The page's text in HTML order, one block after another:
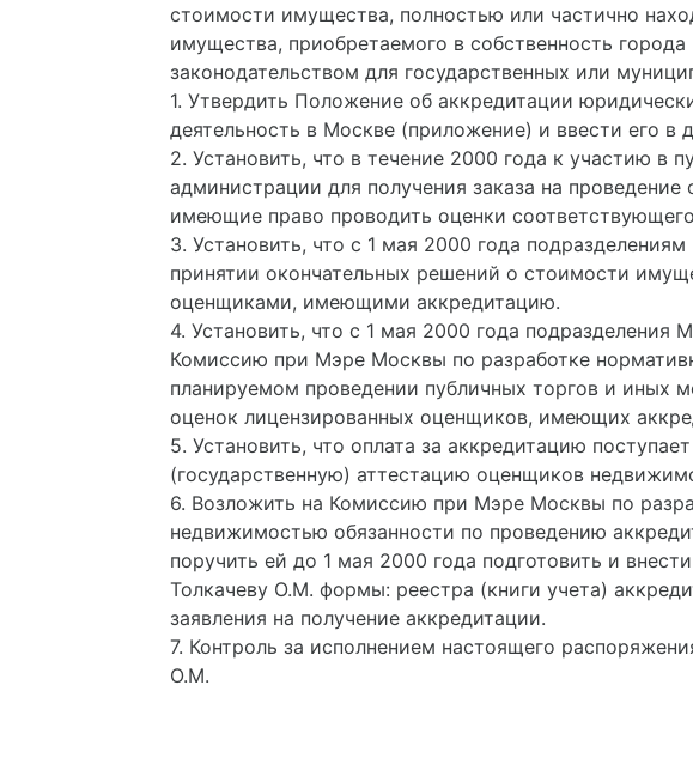
стоимости имущества, полностью или частично
имущества, приобретаемого в собственность
законодательством для государственных или
1. Утвердить Положение об аккредитации
деятельность в Москве (приложение) и ввести его в
2. Установить, что в течение 2000 года к участию
администрации для получения заказа на
имеющие право проводить оценки
3. Установить, что с 1 мая 2000 года
принятии окончательных решений о стоимости
оценщиками, имеющими аккредитацию.
4. Установить, что с 1 мая 2000 года
Комиссию при Мэре Москвы по разработке
планируемом проведении публичных торгов и иных
оценок лицензированных оценщиков, имеющих
5. Установить, что оплата за аккредитацию
(государственную) аттестацию оценщиков
6. Возложить на Комиссию при Мэре Москвы по
недвижимостью обязанности по проведению
поручить ей до 1 мая 2000 года подготовить и
Толкачеву О.М. формы: реестра (книги учета)
заявления на получение аккредитации.
7. Контроль за исполнением настоящего
О.М.